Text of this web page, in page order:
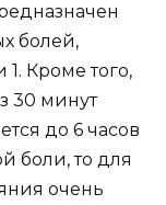
болей,
Кроме того,
30 минут
до 6 часов
боли, то для
очень